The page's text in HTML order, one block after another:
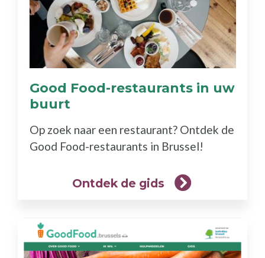
Good Food-restaurants in uw
buurt
gids)
Op zoek naar een restaurant? Ontdek de
Good Food-restaurants in Brussel!
Ontdek de gids